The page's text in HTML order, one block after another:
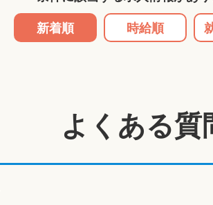
新着順
時給順
よくある質